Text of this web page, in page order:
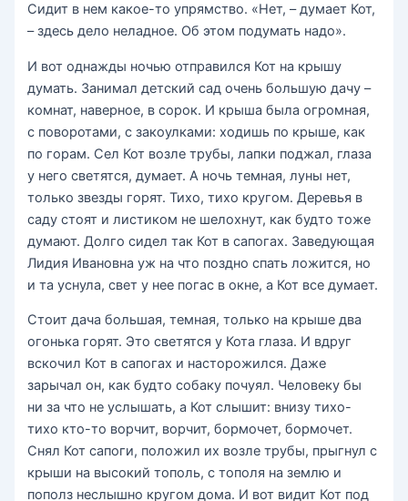
Сидит в нем какое-то упрямство. «Нет, – думает Кот,
– здесь дело неладное. Об этом подумать надо».
И вот однажды ночью отправился Кот на крышу
думать. Занимал детский сад очень большую дачу –
комнат, наверное, в сорок. И крыша была огромная,
с поворотами, с закоулками: ходишь по крыше, как
по горам. Сел Кот возле трубы, лапки поджал, глаза
у него светятся, думает. А ночь темная, луны нет,
только звезды горят. Тихо, тихо кругом. Деревья в
саду стоят и листиком не шелохнут, как будто тоже
думают. Долго сидел так Кот в сапогах. Заведующая
Лидия Ивановна уж на что поздно спать ложится, но
и та уснула, свет у нее погас в окне, а Кот все думает.
Стоит дача большая, темная, только на крыше два
огонька горят. Это светятся у Кота глаза. И вдруг
вскочил Кот в сапогах и насторожился. Даже
зарычал он, как будто собаку почуял. Человеку бы
ни за что не услышать, а Кот слышит: внизу тихо-
тихо кто-то ворчит, ворчит, бормочет, бормочет.
Снял Кот сапоги, положил их возле трубы, прыгнул с
крыши на высокий тополь, с тополя на землю и
пополз неслышно кругом дома. И вот видит Кот под